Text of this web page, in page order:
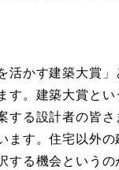
かす建築大賞
す。建築大賞と
る設計者の皆
ます。住宅以外
する機会という